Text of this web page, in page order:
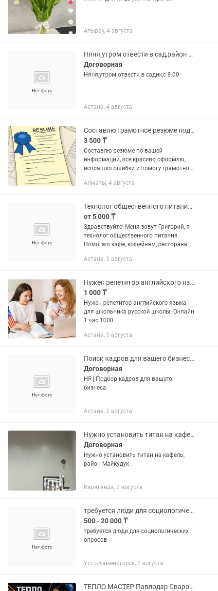
Атырау, 4 августа
Няня,утром отвести в сад,район Жагалау
Договорная
Няня,утром отвести в садик,с 8.00
Астана, 4 августа
Составлю грамотное резюме под вашу профессию
3 500 ₸
Составлю резюме по вашей
информации, все красиво оформлю,
исправлю ошибки и помогу грамотно
получите готовое резюме в PDF и Word
Алматы, 4 августа
Технолог общественного питания, ТТК, КБЖУ, рассчет себестоимости
от 5 000 ₸
Здравствуйте! Меня зовут Григорий, я
технолог общественного питания.
Помогаю кафе, кофейням, ресторанам
систематизировать меню. Что входит
Астана, 3 августа
Нужен репетитор английского языка
1 000 ₸
Нужен репетитор английского языка
для школьника русской школы. Онлайн
1 час 1000.
Астана, 3 августа
Поиск кадров для вашего бизнеса/Рекрутер/HR
Договорная
HR | Подбор кадров для вашего
бизнеса
Астана, 2 августа
Нужно установить титан на кафель
Договорная
Нужно установить титан на кафель,
район Майкудук
Караганда, 2 августа
требуется люди для социологических опросов
500 - 20 000 ₸
требуется люди для социологических
опросов
Усть-Каменогорск, 2 августа
ТЕПЛО МАСТЕР Павлодар Сварочные работы. Быстро. Качественно. Надёжно.